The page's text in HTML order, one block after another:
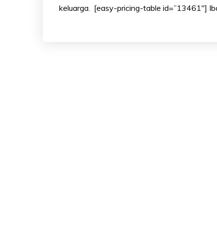
keluarga. [easy-pricing-table id=”13461″]